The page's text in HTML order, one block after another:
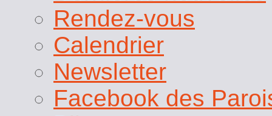
Calendrier
Newsletter
Facebook des
Blies